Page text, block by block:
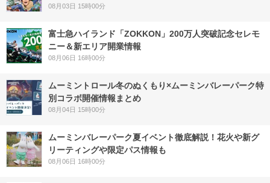
08月03日 15時00分
富士急ハイランド「ZOKKON」200万人突破記念セレモ
ニー＆新エリア開業情報
08月06日 16時00分
ムーミントロール冬のぬくもり×ムーミンバレーパーク特
別コラボ開催情報まとめ
08月04日 15時00分
ムーミンバレーパーク夏イベント徹底解説！花火や新グ
リーティングや限定パス情報も
08月06日 16時00分